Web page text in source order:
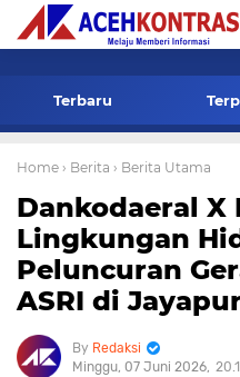
Terbaru
Home › Berita › Berita Utama
Dankodaeral X
Lingkungan
Peluncuran
ASRI di
Redaksi
Minggu, 07 Juni 2026